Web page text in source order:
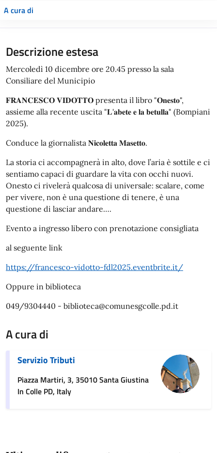
A cura di
Descrizione estesa
Mercoledì 10 dicembre ore 20.45 presso la sala
Consiliare del Municipio
𝐅𝐑𝐀𝐍𝐂𝐄𝐒𝐂𝐎 𝐕𝐈𝐃𝐎𝐓𝐓𝐎 presenta il libro "𝐎𝐧𝐞𝐬𝐭𝐨",
assieme alla recente uscita "𝐋'𝐚𝐛𝐞𝐭𝐞 𝐞 𝐥𝐚 𝐛𝐞𝐭𝐮𝐥𝐥𝐚" (Bompiani
2025).
Conduce la giornalista 𝐍𝐢𝐜𝐨𝐥𝐞𝐭𝐭𝐚 𝐌𝐚𝐬𝐞𝐭𝐭𝐨.
La storia ci accompagnerà in alto, dove l’aria è sottile e ci
sentiamo capaci di guardare la vita con occhi nuovi.
Onesto ci rivelerà qualcosa di universale: scalare, come
per vivere, non è una questione di tenere, è una
questione di lasciar andare….
Evento a ingresso libero con prenotazione consigliata
al seguente link
https://francesco-vidotto-fdl2025.eventbrite.it/
Oppure in biblioteca
049/9304440 - biblioteca@comunesgcolle.pd.it
A cura di
Servizio Tributi
Piazza Martiri, 3, 35010 Santa Giustina
In Colle PD, Italy